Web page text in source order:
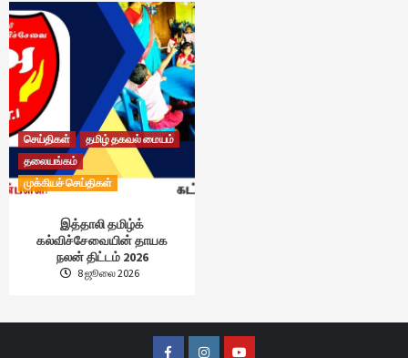
செய்திகள்
தமிழ் தகவல் மையம்
தலையங்கம்
முக்கியச் செய்திகள்
இத்தாலி தமிழ்க்
கல்விச்சேவையின் தாயக
நலன் திட்டம் 2026
8 ஜூலை 2026
FacebookInstagramYoutube